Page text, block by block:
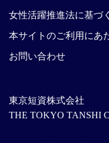
東京短資株式会社
THE TOKYO TANSHI
女性活躍推進法に基づ
本サイトのご利用にあ
お問い合わせ